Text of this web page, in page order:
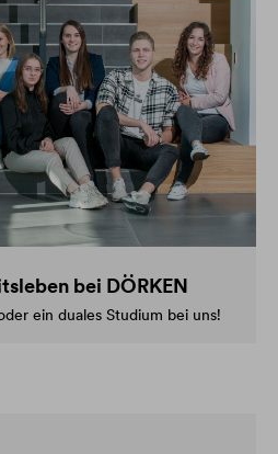
bei DÖRKEN
ein duales Studium bei uns!